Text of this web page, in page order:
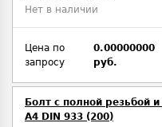
Нет в наличии
Цена по
запросу
0.00000000
руб.
Болт с полной резьбой
A4 DIN 933 (200)